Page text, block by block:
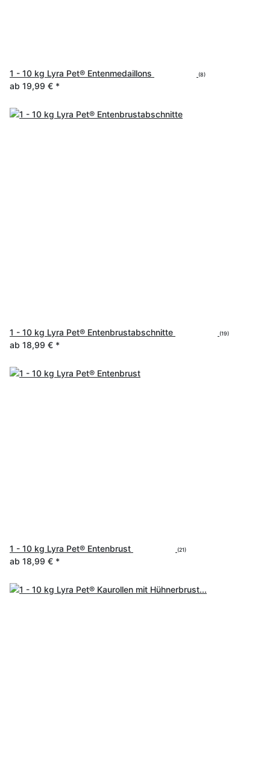
1 - 10 kg Lyra Pet® Entenmedaillons (8)
ab 19,99 € *
1 - 10 kg Lyra Pet® Entenbrustabschnitte (19)
ab 18,99 € *
1 - 10 kg Lyra Pet® Entenbrust (21)
ab 18,99 € *